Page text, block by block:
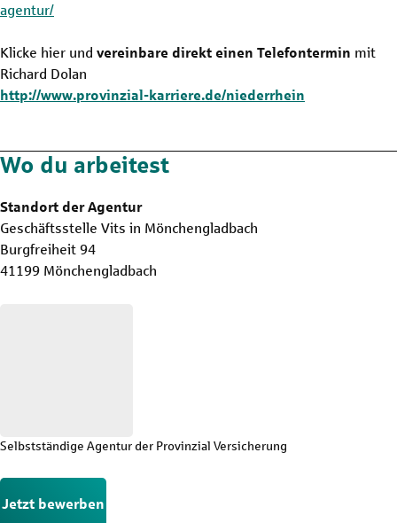
agentur/
Klicke hier und vereinbare direkt einen Telefontermin mit
Richard Dolan
http://www.provinzial-karriere.de/niederrhein
Wo du arbeitest
Standort der Agentur
Geschäftsstelle Vits in Mönchengladbach
Burgfreiheit 94
41199 Mönchengladbach
Selbstständige Agentur der Provinzial Versicherung
Jetzt bewerben